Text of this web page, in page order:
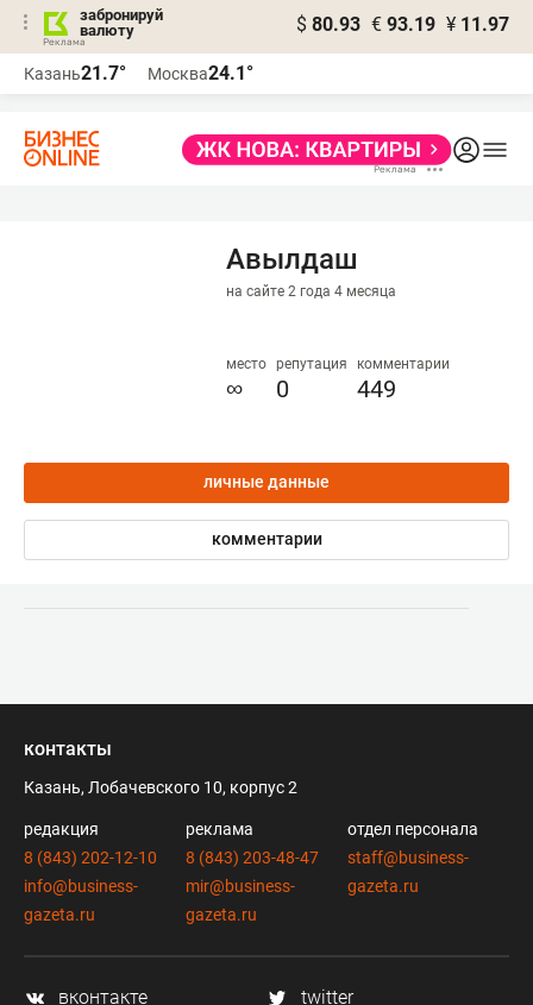
забронируй
валюту
$ 80.93 € 93.19 ¥ 11.97
Казань21.7° Москва24.1°
Авылдаш
на сайте 2 года 4 месяца
место
∞
репутация
0
комментарии
449
личные данные
комментарии
контакты
Казань, Лобачевского 10, корпус 2
редакция
8 (843) 202-12-10
info@business-
gazeta.ru
реклама
8 (843) 203-48-47
mir@business-
gazeta.ru
отдел персонала
staff@business-
gazeta.ru
вконтакте
twitter